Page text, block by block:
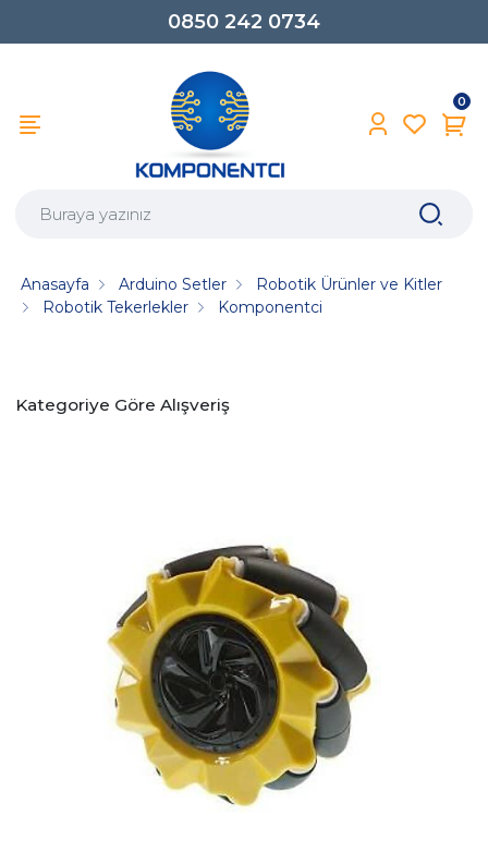
0850 242 0734
0
Anasayfa Arduino Setler
Robotik Ürünler ve Kitler
Robotik Tekerlekler
Komponentci
Kategoriye Göre Alışveriş